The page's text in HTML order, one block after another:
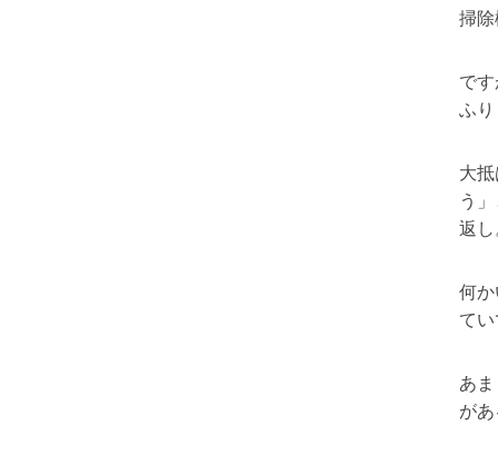
掃
で
ふ
大
う
返
何
て
あ
が